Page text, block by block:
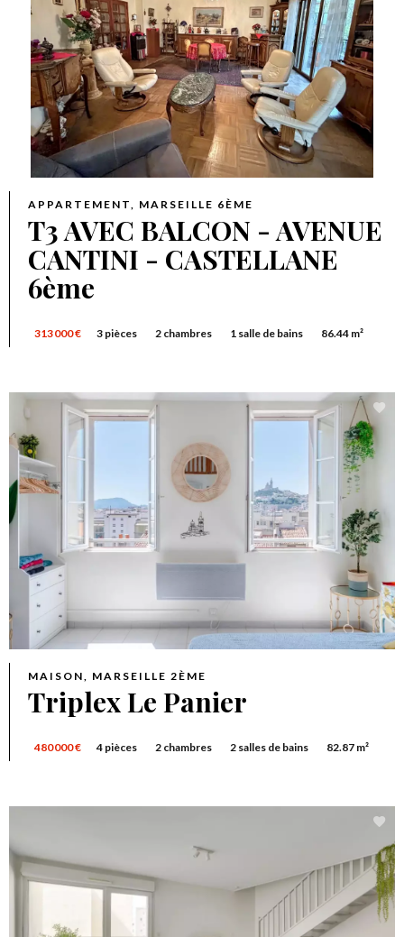
APPARTEMENT, MARSEILLE 6ÈME
T3 AVEC BALCON - AVENUE
CANTINI - CASTELLANE
6ème
313 000 € 3 pièces 2 chambres 1 salle de bains 86.44 m²
MAISON, MARSEILLE 2ÈME
Triplex Le Panier
480 000 € 4 pièces 2 chambres 2 salles de bains 82.87 m²